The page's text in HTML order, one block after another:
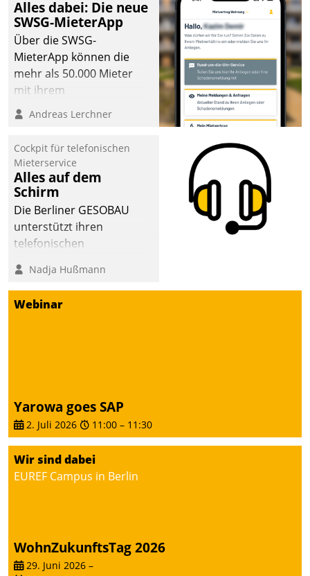
Überblick, Einsicht und
Eingriff bietende Lösung.
Zur Entwicklung setzte
man auf
Cloudtechnologie,
bewährte und Startup-
agile Projektmethoden.
Alles dabei: Die neue
SWSG-MieterApp
Über die SWSG-
MieterApp können die
mehr als 50.000 Mieter
mit ihrem
Wohnungsunternehmen
kommunizieren, auf dem
einsehen und ändern
oder
Schadensmeldungen
abgeben – rund um die
Uhr.
Andreas Lerchner
Cockpit für telefonischen
Mieterservice
Alles auf dem
Schirm
Die Berliner GESOBAU
unterstützt ihren
telefonischen
digitalen Cockpit, das
situationsbezogen
passende Fragen und
Mietenden zügiger und
effizienter zu bearbeiten.
Nadja Hußmann
Webinar
Yarowa goes SAP
2. Juli 2026 11:00 – 11:30
Wir sind dabei
EUREF Campus in Berlin
WohnZukunftsTag 2026
29. Juni 2026 –